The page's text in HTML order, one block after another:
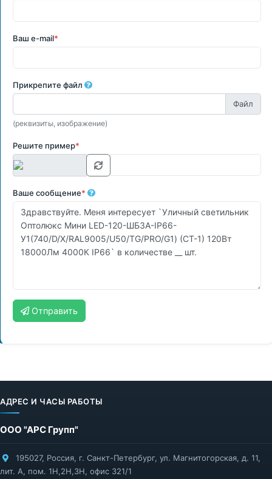
Ваш e-mail*
Прикрепите файл
(реквизиты, изображение)
Решите пример*
Ваше сообщение*
Отправить
АДРЕС И ЧАСЫ РАБОТЫ
ООО "АРС Групп"
195027, Россия, г. Санкт-Петербург, ул. Магнитогорская, д. 11,
лит. А, пом. 1Н,2Н,3Н, офис 321/1